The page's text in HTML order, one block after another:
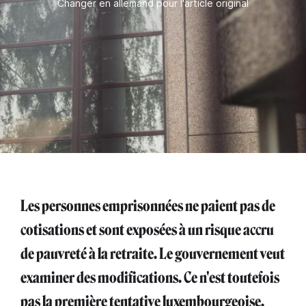
Changer en allemand pour l'article original
Les personnes emprisonnées ne paient pas de
cotisations et sont exposées à un risque accru
de pauvreté à la retraite. Le gouvernement veut
examiner des modifications. Ce n'est toutefois
pas la première tentative luxembourgeoise.